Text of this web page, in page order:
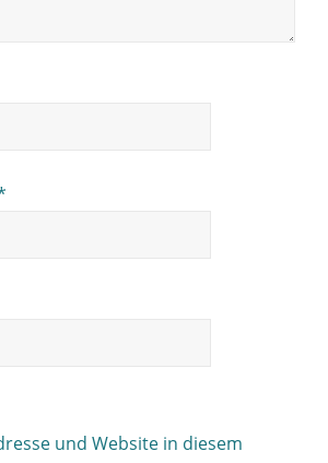
und Website in diesem